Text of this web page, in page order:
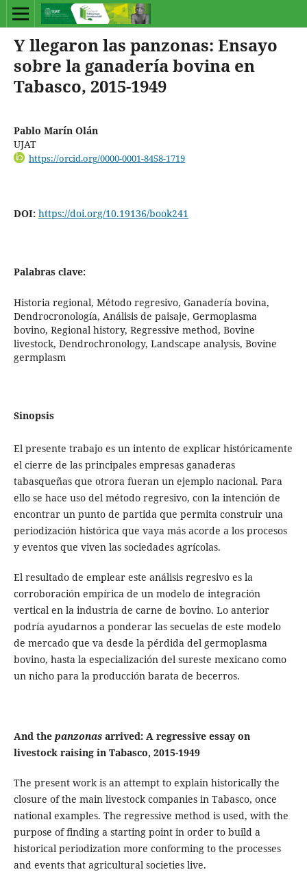
Y llegaron las panzonas: Ensayo
sobre la ganadería bovina en
Tabasco, 2015-1949
Pablo Marín Olán
UJAT
https://orcid.org/0000-0001-8458-1719
DOI: https://doi.org/10.19136/book241
Palabras clave:
Historia regional, Método regresivo, Ganadería bovina,
Dendrocronología, Análisis de paisaje, Germoplasma
bovino, Regional history, Regressive method, Bovine
livestock, Dendrochronology, Landscape analysis, Bovine
germplasm
Sinopsis
El presente trabajo es un intento de explicar históricamente
el cierre de las principales empresas ganaderas
tabasqueñas que otrora fueran un ejemplo nacional. Para
ello se hace uso del método regresivo, con la intención de
encontrar un punto de partida que permita construir una
periodización histórica que vaya más acorde a los procesos
y eventos que viven las sociedades agrícolas.
El resultado de emplear este análisis regresivo es la
corroboración empírica de un modelo de integración
vertical en la industria de carne de bovino. Lo anterior
podría ayudarnos a ponderar las secuelas de este modelo
de mercado que va desde la pérdida del germoplasma
bovino, hasta la especialización del sureste mexicano como
un nicho para la producción barata de becerros.
And the panzonasarrived: A regressive essay on
livestock raising in Tabasco, 2015-1949
The present work is an attempt to explain historically the
closure of the main livestock companies in Tabasco, once
national examples. The regressive method is used, with the
purpose of finding a starting point in order to build a
historical periodization more conforming to the processes
and events that agricultural societies live.